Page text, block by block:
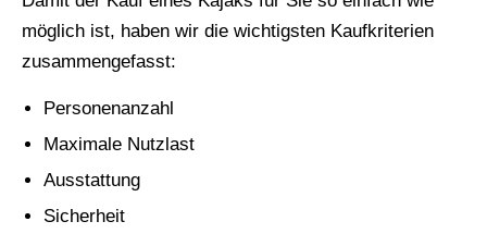
möglich ist, haben wir die wichtigsten Kaufkriterien
zusammengefasst:
Personenanzahl
Maximale Nutzlast
Ausstattung
Sicherheit